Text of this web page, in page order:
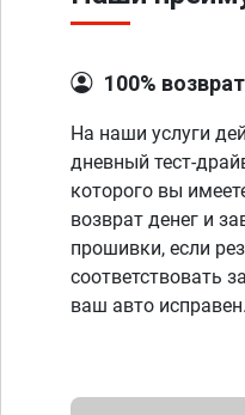
100%
На наши услуги
дневный тест-
которого вы
возврат денег и
прошивки, если
соответствовать
ваш авто исправен.